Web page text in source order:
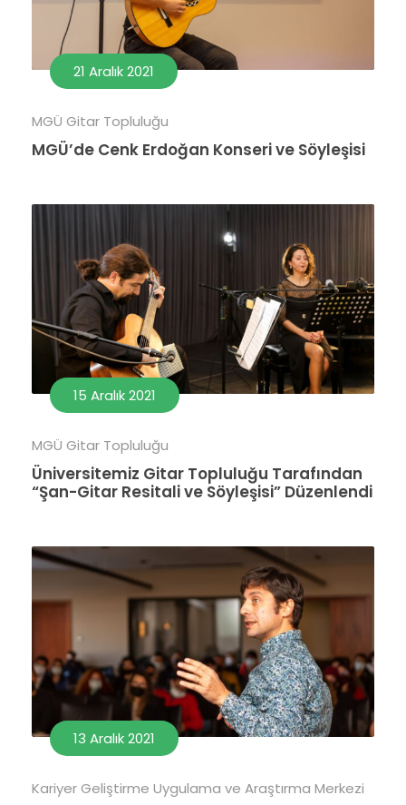
21 Aralık 2021
MGÜ Gitar Topluluğu
MGÜ’de Cenk Erdoğan Konseri ve Söyleşisi
15 Aralık 2021
MGÜ Gitar Topluluğu
Üniversitemiz Gitar Topluluğu Tarafından
“Şan-Gitar Resitali ve Söyleşisi” Düzenlendi
13 Aralık 2021
Kariyer Geliştirme Uygulama ve Araştırma Merkezi